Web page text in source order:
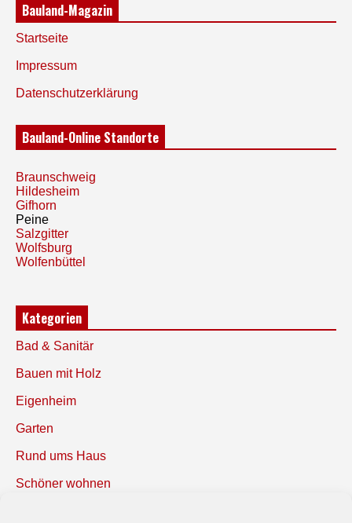
Bauland-Magazin
Startseite
Impressum
Datenschutzerklärung
Bauland-Online Standorte
Braunschweig
Hildesheim
Gifhorn
Peine
Salzgitter
Wolfsburg
Wolfenbüttel
Kategorien
Bad & Sanitär
Bauen mit Holz
Eigenheim
Garten
Rund ums Haus
Schöner wohnen